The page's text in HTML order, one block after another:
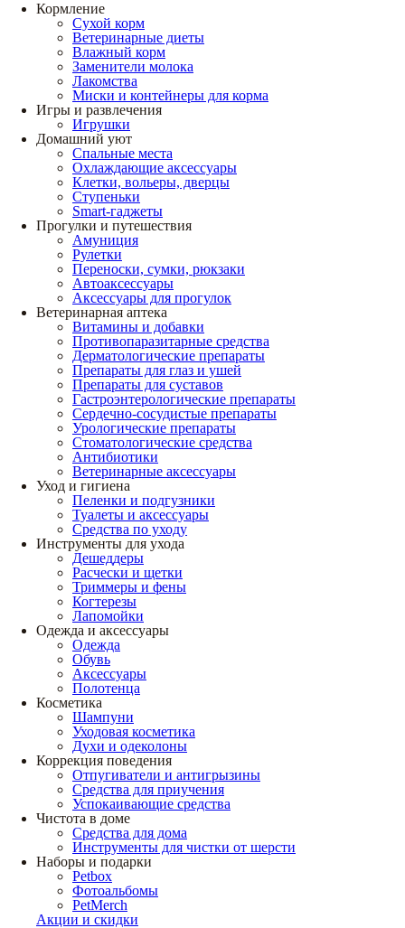
Кормление
Сухой корм
Ветеринарные диеты
Влажный корм
Заменители молока
Лакомства
Миски и контейнеры для корма
Игры и развлечения
Игрушки
Домашний уют
Спальные места
Охлаждающие аксессуары
Клетки, вольеры, дверцы
Ступеньки
Smart-гаджеты
Прогулки и путешествия
Амуниция
Рулетки
Переноски, сумки, рюкзаки
Автоаксессуары
Аксессуары для прогулок
Ветеринарная аптека
Витамины и добавки
Противопаразитарные средства
Дерматологические препараты
Препараты для глаз и ушей
Препараты для суставов
Гастроэнтерологические препараты
Сердечно-сосудистые препараты
Урологические препараты
Стоматологические средства
Антибиотики
Ветеринарные аксессуары
Уход и гигиена
Пеленки и подгузники
Туалеты и аксессуары
Средства по уходу
Инструменты для ухода
Дешеддеры
Расчески и щетки
Триммеры и фены
Когтерезы
Лапомойки
Одежда и аксессуары
Одежда
Обувь
Аксессуары
Полотенца
Косметика
Шампуни
Уходовая косметика
Духи и одеколоны
Коррекция поведения
Отпугиватели и антигрызины
Средства для приучения
Успокаивающие средства
Чистота в доме
Средства для дома
Инструменты для чистки от шерсти
Наборы и подарки
Petbox
Фотоальбомы
PetMerch
Акции и скидки